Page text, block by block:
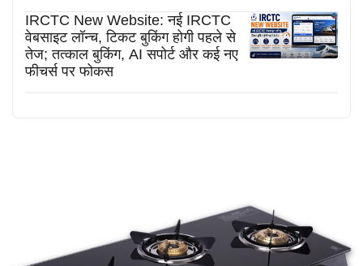
IRCTC New Website: नई IRCTC
वेबसाइट लॉन्च, टिकट बुकिंग होगी पहले से
तेज; तत्काल बुकिंग, AI सपोर्ट और कई नए
फीचर्स पर फोकस